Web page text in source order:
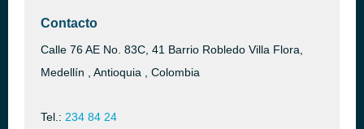
Contacto
Calle 76 AE No. 83C, 41 Barrio Robledo Villa Flora,
Medellín , Antioquia , Colombia
Tel.: 234 84 24